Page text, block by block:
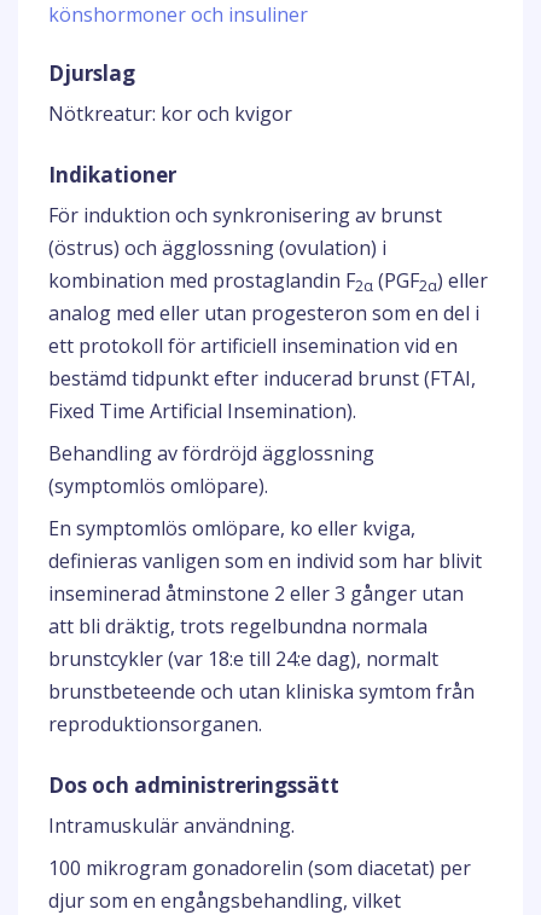
könshormoner och insuliner
Djurslag
Nötkreatur: kor och kvigor
Indikationer
För induktion och synkronisering av brunst
(östrus) och ägglossning (ovulation) i
kombination med prostaglandin F2α (PGF2α) eller
analog med eller utan progesteron som en del i
ett protokoll för artificiell insemination vid en
bestämd tidpunkt efter inducerad brunst (FTAI,
Fixed Time Artificial Insemination).
Behandling av fördröjd ägglossning
(symptomlös omlöpare).
En symptomlös omlöpare, ko eller kviga,
definieras vanligen som en individ som har blivit
inseminerad åtminstone 2 eller 3 gånger utan
att bli dräktig, trots regelbundna normala
brunstcykler (var 18:e till 24:e dag), normalt
brunstbeteende och utan kliniska symtom från
reproduktionsorganen.
Dos och administreringssätt
Intramuskulär användning.
100 mikrogram gonadorelin (som diacetat) per
djur som en engångsbehandling, vilket